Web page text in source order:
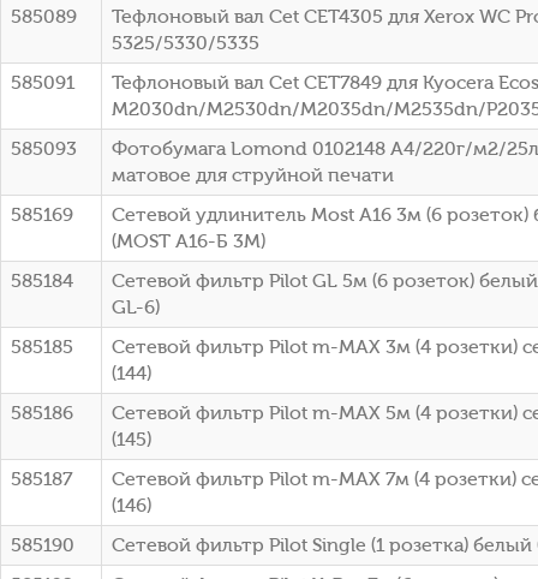
585089
Тефлоновый вал Cet CET4305 для Xerox WC
5325/5330/5335
585091
Тефлоновый вал Cet CET7849 для Kyocera
M2030dn/M2530dn/M2035dn/M2535dn/
585093
Фотобумага Lomond 0102148 A4/220г/м2/
матовое для струйной печати
585169
Сетевой удлинитель Most A16 3м (6 розеток)
(MOST A16-Б 3М)
585184
Сетевой фильтр Pilot GL 5м (6 розеток)
GL-6)
585185
Сетевой фильтр Pilot m-MAX 3м (4 розетки)
(144)
585186
Сетевой фильтр Pilot m-MAX 5м (4 розетки)
(145)
585187
Сетевой фильтр Pilot m-MAX 7м (4 розетки)
(146)
585190
Сетевой фильтр Pilot Single (1 розетка) белый